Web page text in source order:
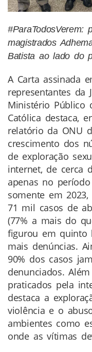
magistrados
Batista ao lado do
A Carta assinada
representantes da
Ministério Público
Católica destaca,
relatório da ONU
crescimento dos
de exploração
internet, de cerca
apenas no
somente em
71 mil casos de
(77% a mais do
figurou em quinto
mais denúncias.
90% dos casos
denunciados.
praticados pela
destaca a
violência e o
ambientes como
onde as vítimas